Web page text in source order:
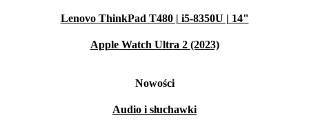
Lenovo ThinkPad T480 | i5-8350U | 14"
Apple Watch Ultra 2 (2023)
Nowości
Audio i słuchawki